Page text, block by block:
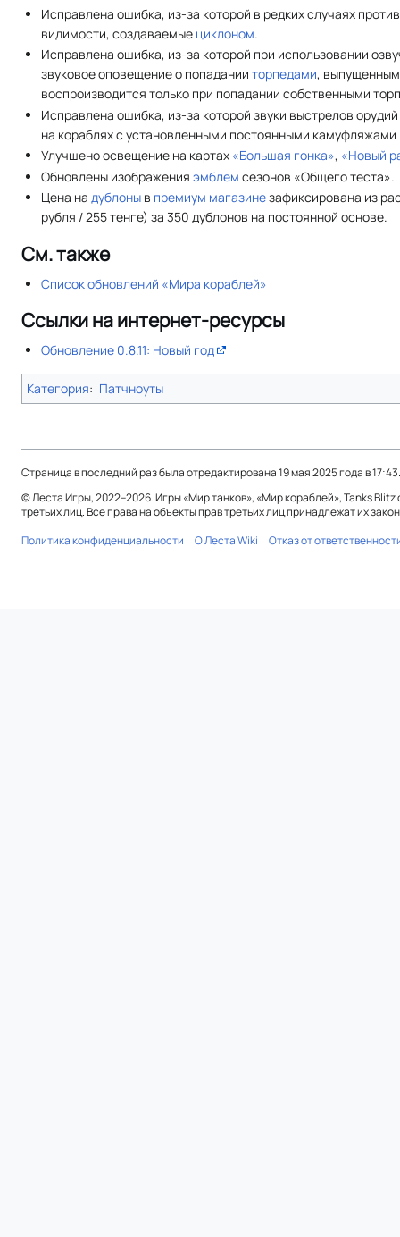
Исправлена ошибка, из-за которой в редких случаях
видимости, создаваемые циклоном.
Исправлена ошибка, из-за которой при использовании
звуковое оповещение о попаданииторпедами,
воспроизводится только при попадании собственными
Исправлена ошибка, из-за которой звуки выстрелов
на кораблях с установленными постоянными
Улучшено освещение на картах «Большая гонка», «Новый
Обновлены изображенияэмблем сезонов «Общего теста».
Цена надублоны в премиум магазинезафиксирована из
рубля / 255 тенге) за 350 дублонов на постоянной основе.
См. также
Список обновлений «Мира кораблей»
Ссылки на интернет-ресурсы
Обновление 0.8.11: Новый год
Категория: Патчноуты
Страница в последний раз была отредактирована 19 мая 2025 года в 17:43.
© Леста Игры, 2022–2026. Игры «Мир танков», «Мир кораблей», Tanks
третьих лиц. Все права на объекты прав третьих лиц принадлежат их
Политика конфиденциальности
О Леста Wiki Отказ от